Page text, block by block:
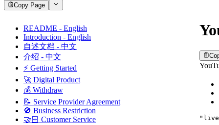
Copy Page
README - English
Introduction - English
自述文档 - 中文
介绍 - 中文
⚡ Getting Started
🚀 Digital Product
💰 Withdraw
📝 Service Provider Agreement
🚫 Business Restriction
🤝🏻 Customer Service